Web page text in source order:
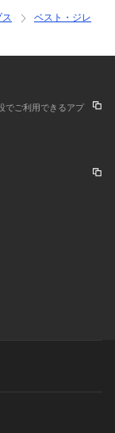
ス
ベスト・ジレ
でご利用できるアプ